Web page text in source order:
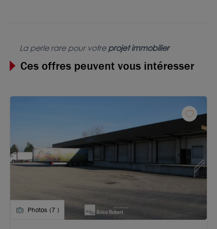
La perle rare pour votreprojet immobilier
Ces offres peuvent vous intéresser
Photos (7 )